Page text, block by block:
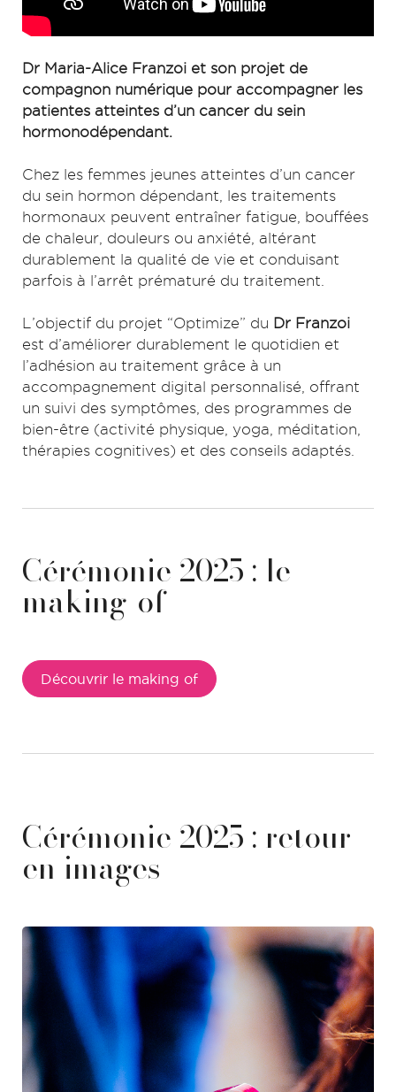
Dr Maria-Alice Franzoi et son projet de
compagnon numérique pour accompagner les
patientes atteintes d’un cancer du sein
hormonodépendant.
Chez les femmes jeunes atteintes d’un cancer
du sein hormon dépendant, les traitements
hormonaux peuvent entraîner fatigue, bouffées
de chaleur, douleurs ou anxiété, altérant
durablement la qualité de vie et conduisant
parfois à l’arrêt prématuré du traitement.
L’objectif du projet “Optimize” du Dr Franzoi
est d’améliorer durablement le quotidien et
l’adhésion au traitement grâce à un
accompagnement digital personnalisé, offrant
un suivi des symptômes, des programmes de
bien-être (activité physique, yoga, méditation,
thérapies cognitives) et des conseils adaptés.
Cérémonie 2025 : le
making-of
Découvrir le making of
Cérémonie 2025 : retour
en images